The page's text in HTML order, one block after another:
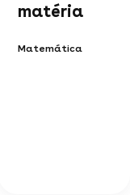
matéria
Matemática